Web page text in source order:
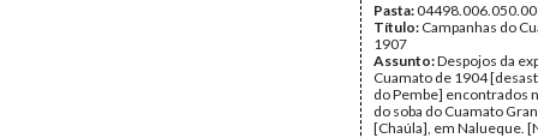
Pasta:
Título: Campanhas do
1907
Assunto:Despojos da
Cuamato de 1904
do Pembe] encontrados
do soba do Cuamato
[Chaúla], em Nalueque.